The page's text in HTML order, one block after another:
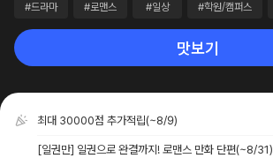
#드라마 #로맨스 #일상 #학원/캠퍼스
맛보기
최대 30000점 추가적립(~8/9)
[일권만] 일권으로 완결까지! 로맨스 만화 단편(~8/31)